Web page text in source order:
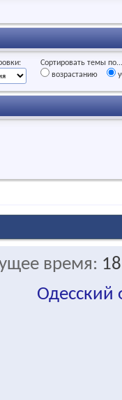
Сортировать темы по...
возрастанию
время:
Одесский